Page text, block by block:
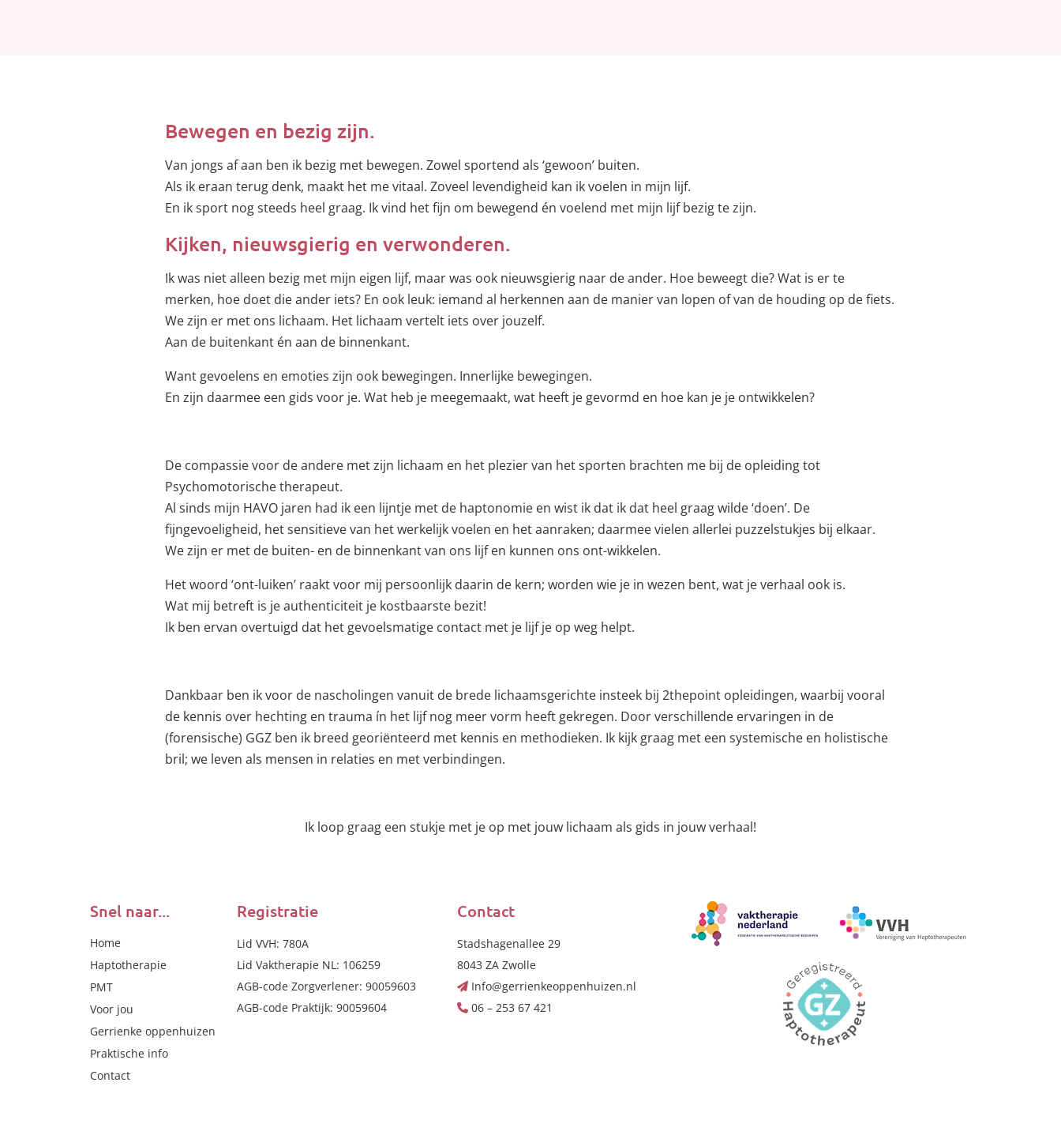
Bewegen en bezig zijn.
Van jongs af aan ben ik bezig met bewegen. Zowel sportend als ‘gewoon’ buiten.
Als ik eraan terug denk, maakt het me vitaal. Zoveel levendigheid kan ik voelen in mijn lijf.
En ik sport nog steeds heel graag. Ik vind het fijn om bewegend én voelend met mijn lijf bezig te zijn.
Kijken, nieuwsgierig en verwonderen.
Ik was niet alleen bezig met mijn eigen lijf, maar was ook nieuwsgierig naar de ander. Hoe beweegt die? Wat is er te
merken, hoe doet die ander iets? En ook leuk: iemand al herkennen aan de manier van lopen of van de houding op de fiets.
We zijn er met ons lichaam. Het lichaam vertelt iets over jouzelf.
Aan de buitenkant én aan de binnenkant.
Want gevoelens en emoties zijn ook bewegingen. Innerlijke bewegingen.
En zijn daarmee een gids voor je. Wat heb je meegemaakt, wat heeft je gevormd en hoe kan je je ontwikkelen?
De compassie voor de andere met zijn lichaam en het plezier van het sporten brachten me bij de opleiding tot
Psychomotorische therapeut.
Al sinds mijn HAVO jaren had ik een lijntje met de haptonomie en wist ik dat ik dat heel graag wilde ‘doen’. De
fijngevoeligheid, het sensitieve van het werkelijk voelen en het aanraken; daarmee vielen allerlei puzzelstukjes bij elkaar.
We zijn er met de buiten- en de binnenkant van ons lijf en kunnen ons ont-wikkelen.
Het woord ‘ont-luiken’ raakt voor mij persoonlijk daarin de kern; worden wie je in wezen bent, wat je verhaal ook is.
Wat mij betreft is je authenticiteit je kostbaarste bezit!
Ik ben ervan overtuigd dat het gevoelsmatige contact met je lijf je op weg helpt.
Dankbaar ben ik voor de nascholingen vanuit de brede lichaamsgerichte insteek bij 2thepoint opleidingen, waarbij vooral
de kennis over hechting en trauma ín het lijf nog meer vorm heeft gekregen. Door verschillende ervaringen in de
(forensische) GGZ ben ik breed georiënteerd met kennis en methodieken. Ik kijk graag met een systemische en holistische
bril; we leven als mensen in relaties en met verbindingen.
Ik loop graag een stukje met je op met jouw lichaam als gids in jouw verhaal!
Snel naar...
Home
Haptotherapie
PMT
Voor jou
Gerrienke oppenhuizen
Praktische info
Contact
Registratie
Lid VVH: 780A
Lid Vaktherapie NL: 106259
AGB-code Zorgverlener: 90059603
AGB-code Praktijk: 90059604
Contact
Stadshagenallee 29
8043 ZA Zwolle
Info@gerrienkeoppenhuizen.nl
06 – 253 67 421